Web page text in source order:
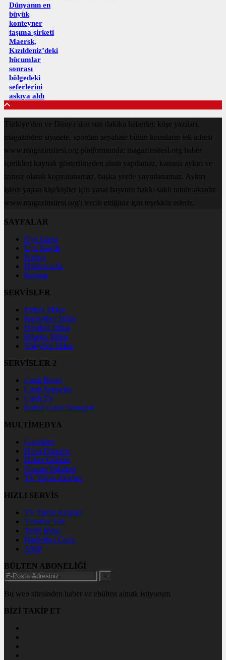
Dünyanın en
büyük
konteyner
taşıma şirketi
Maersk,
Kızıldeniz’deki
hücumlar
sonrası
bölgedeki
seferlerini
askıya aldı
Türkiye'den ve Dünya’dan son dakika haberler, köşe yazıları,
magazinden siyasete, spordan seyahate bütün konuların tek adresi
www.magazinsitesi.org platformunda; magazinsitesi.org haber
içerikleri kaynak gösterilmeden alıntı yapılamaz, kanuna aykırı ve
izinsiz olarak kopyalanamaz, başka yerde yayınlanamaz. Aykırı
işlem yapan kişi/kişiler için yasal başvuru hakkı saklı tutulmaktadır.
www.magazinsitesi.org'i tercih ettiğiniz için teşekkür ederiz.
SAYFALAR
Üye Girişi
Üye Kaydı
Künye
Hakkımızda
İletişim
SERVİSLER
Futbol İddaa
Basketbol İddaa
Hentbol İddaa
Bilardo İddaa
Voleybol İddaa
SERVİSLER 2
Canlı Borsa
Canlı Sonuçlar
Canlı TV
Futbol Canlı Sonuçlar
MULTİMEDYA
Gazeteler
Hava Durumu
Haber Gönder
Namaz Vakitleri
TV Yayın Akışları
HIZLI SERVİS
TV Yayın Akışları
Yazarlar Site
Tenis İddaa
Basketbol Canlı
AMP
BÜLTEN ABONELİĞİ
+
Bu web sitesinden haber ve ebülten almak istiyorum
BİZİ TAKİP ET